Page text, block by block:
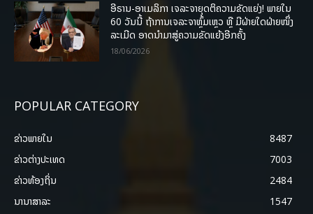
ອີຣານ-ອາເມລິກາ ເຈລະຈາຍຸດຕິຄວາມຂັດແຍ່ງ! ພາຍໃນ
60 ວັນນີ້ ຖ້າການເຈລະຈາຫຼົ້ມເຫຼວ ຫຼື ມີຝ່າຍໃດຝ່າຍໜຶ່ງ
ລະເມີດ ອາດນໍາມາສູ່ຄວາມຂັດແຍ້ງອີກຄັ້ງ
18/06/2026
POPULAR CATEGORY
ຂ່າວພາຍ​ໃນ
8487
ຂ່າວຕ່າງປະເທດ
7003
ຂ່າວທ້ອງຖິ່ນ
2484
ນານາສາລະ
1547